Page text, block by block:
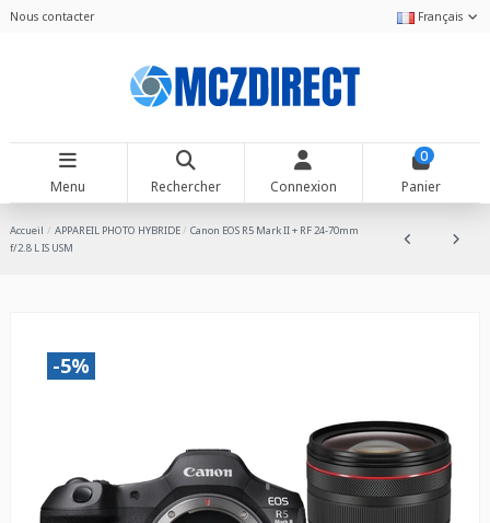
Nous contacter Français
Menu Rechercher Connexion
0
Panier
Accueil APPAREIL PHOTO HYBRIDE
Canon EOS R5 Mark II + RF 24-70mm
f/2.8 L IS USM
-5%